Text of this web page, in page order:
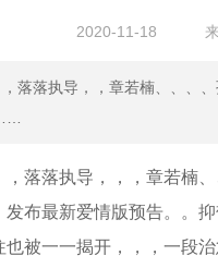
2020-11-18
，落落执导，，章若楠、
，落落执导，，，章若楠
新爱情版预告。。抑
往也被一一揭开，，，